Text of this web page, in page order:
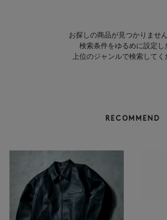
お探しの商品が見つかりませ
検索条件をゆるめに設定し
上位のジャンルで検索してく
RECOMMEND